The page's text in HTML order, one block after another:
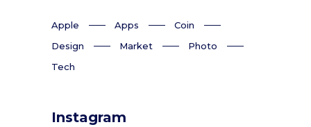
Apple Apps
Coin
Design
Market
Photo
Tech
Instagram